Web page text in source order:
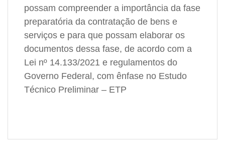
possam compreender a importância da fase
preparatória da contratação de bens e
serviços e para que possam elaborar os
documentos dessa fase, de acordo com a
Lei nº 14.133/2021 e regulamentos do
Governo Federal, com ênfase no Estudo
Técnico Preliminar – ETP